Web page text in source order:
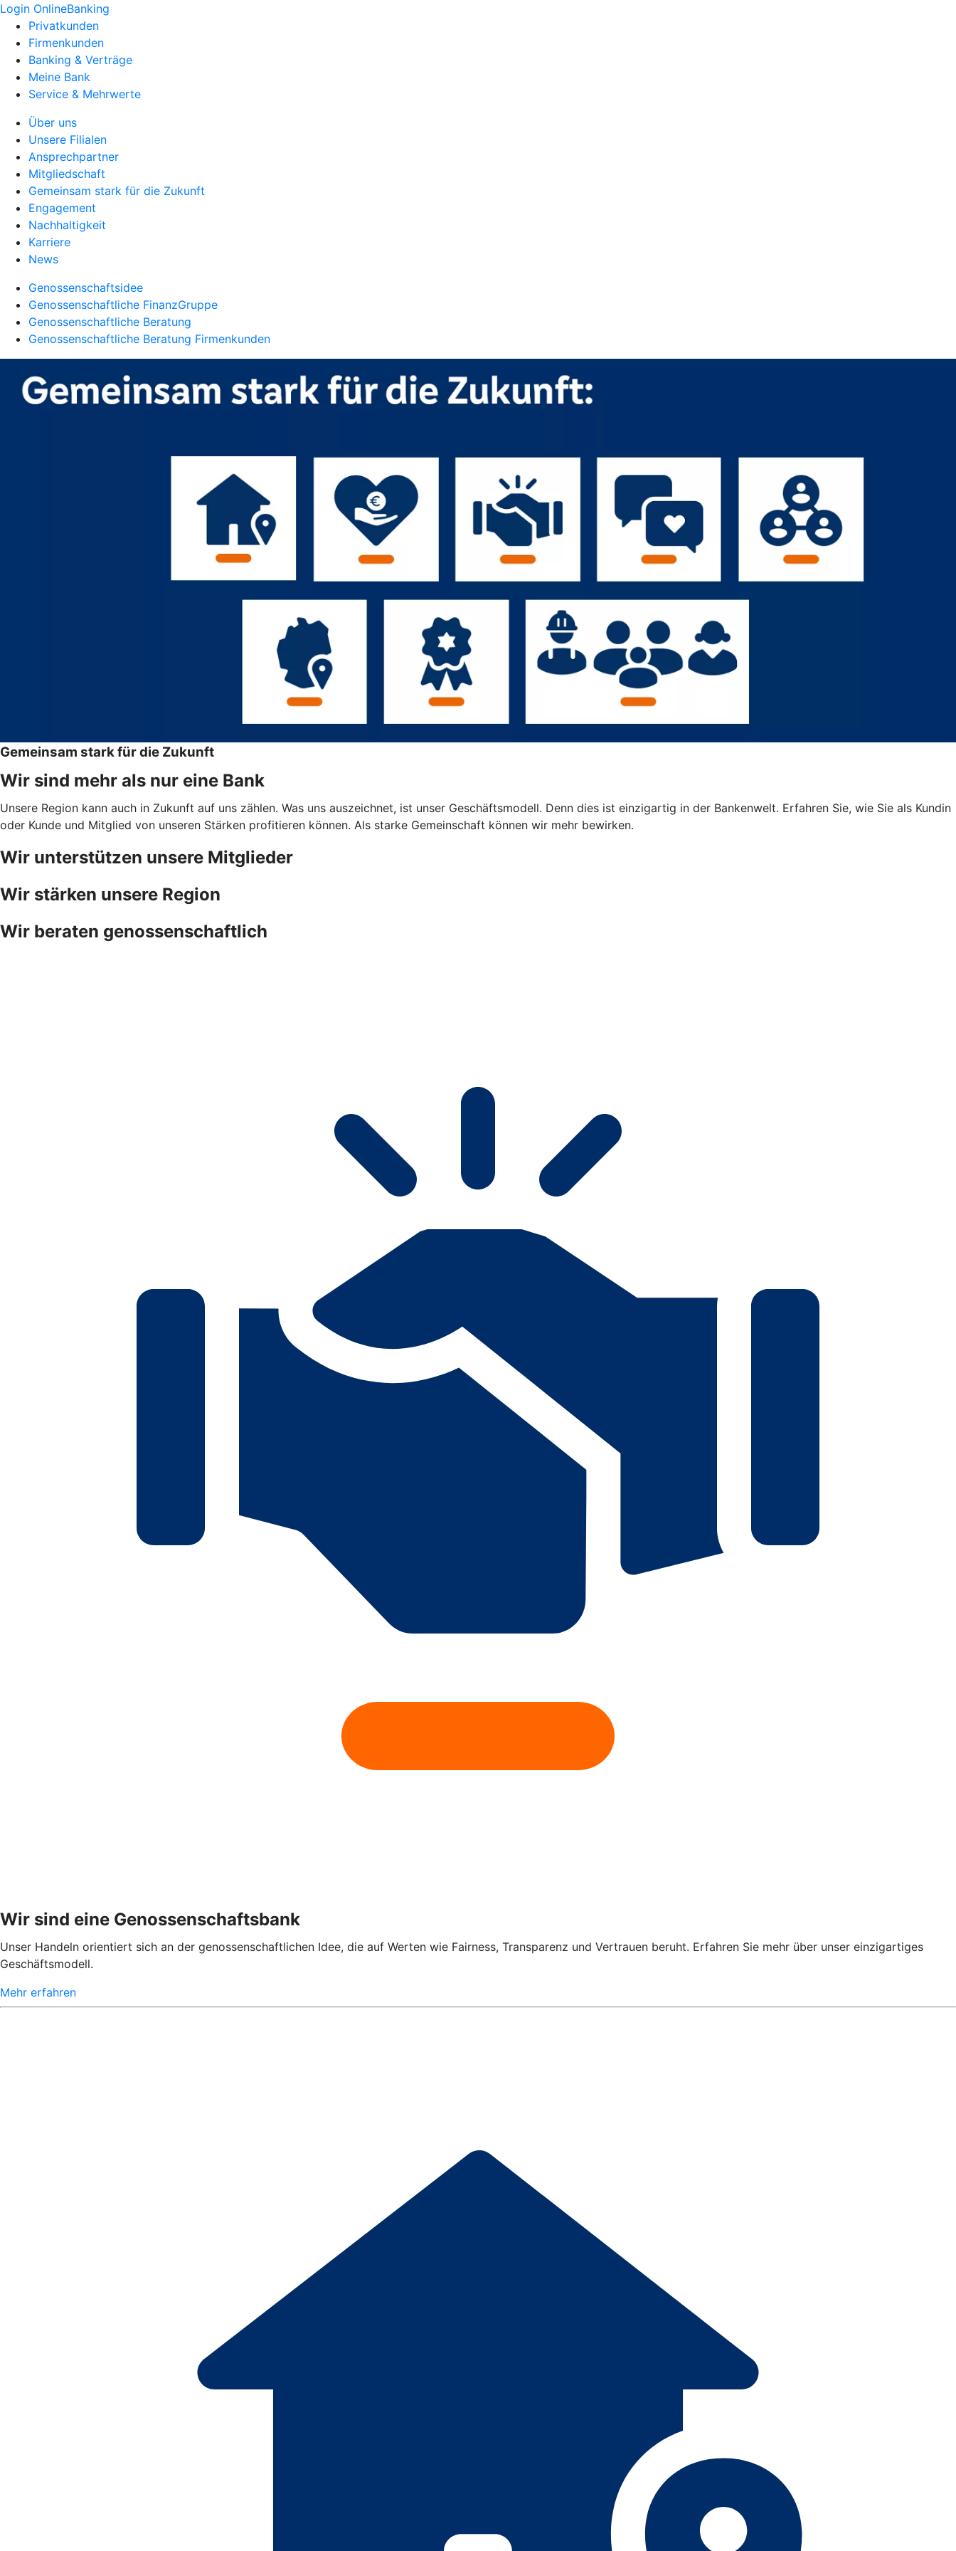
Login OnlineBanking
Privatkunden
Firmenkunden
Banking & Verträge
Meine Bank
Service & Mehrwerte
Über uns
Unsere Filialen
Ansprechpartner
Mitgliedschaft
Gemeinsam stark für die Zukunft
Engagement
Nachhaltigkeit
Karriere
News
Genossenschaftsidee
Genossenschaftliche FinanzGruppe
Genossenschaftliche Beratung
Genossenschaftliche Beratung Firmenkunden
Gemeinsam stark für die Zukunft
Wir sind mehr als nur eine Bank
Unsere Region kann auch in Zukunft auf uns zählen. Was uns auszeichnet, ist unser Geschäftsmodell. Denn dies ist einzigartig in der Bankenwelt. Erfahren Sie, wie Sie als Kundin
oder Kunde und Mitglied von unseren Stärken profitieren können. Als starke Gemeinschaft können wir mehr bewirken.
Wir unterstützen unsere Mitglieder
Wir stärken unsere Region
Wir beraten genossenschaftlich
Wir sind eine Genossenschaftsbank
Unser Handeln orientiert sich an der genossenschaftlichen Idee, die auf Werten wie Fairness, Transparenz und Vertrauen beruht. Erfahren Sie mehr über unser einzigartiges
Geschäftsmodell.
Mehr erfahren